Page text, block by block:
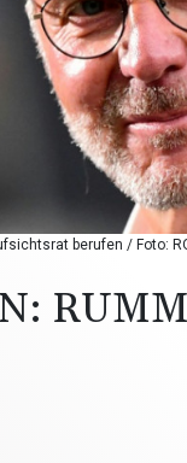
berufen / Foto: